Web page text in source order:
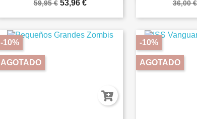
59,95 € 53,96 €
36,00 €
-10%
AGOTADO
-10%
AGOTADO